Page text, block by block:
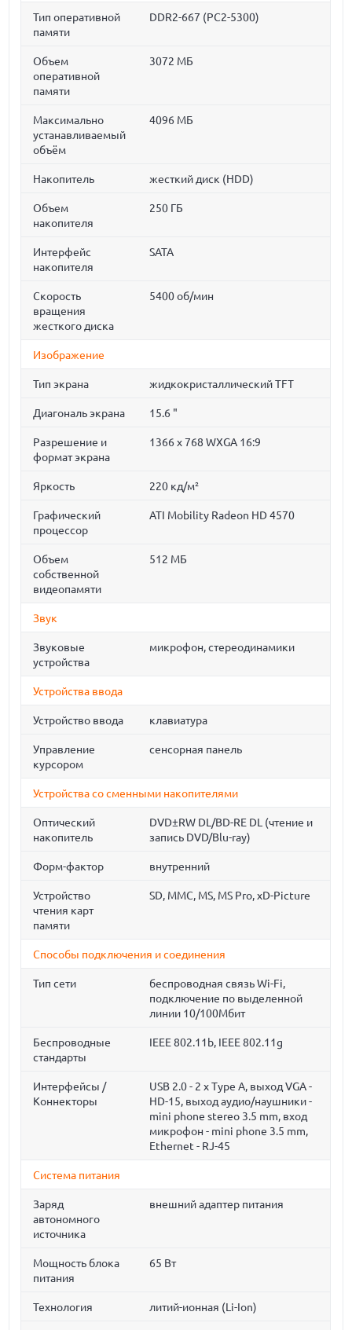
Тип оперативной
памяти
DDR2-667 (PC2-5300)
Объем
оперативной
памяти
3072 МБ
Максимально
устанавливаемый
объём
4096 МБ
Накопитель жесткий диск (HDD)
Объем
накопителя
250 ГБ
Интерфейс
накопителя
SATA
Скорость
вращения
жесткого диска
5400 об/мин
Изображение
Тип экрана жидкокристаллический TFT
Диагональ экрана 15.6 "
Разрешение и
формат экрана
1366 x 768 WXGA 16:9
Яркость 220 кд/м²
Графический
процессор
ATI Mobility Radeon HD 4570
Объем
собственной
видеопамяти
512 МБ
Звук
Звуковые
устройства
микрофон, стереодинамики
Устройства ввода
Устройство ввода клавиатура
Управление
курсором
сенсорная панель
Устройства со сменными накопителями
Оптический
накопитель
DVD±RW DL/BD-RE DL (чтение и
запись DVD/Blu-ray)
Форм-фактор внутренний
Устройство
чтения карт
памяти
SD, MMC, MS, MS Pro, xD-Picture
Способы подключения и соединения
Тип сети
беспроводная связь Wi-Fi,
подключение по выделенной
линии 10/100Мбит
Беспроводные
стандарты
IEEE 802.11b, IEEE 802.11g
Интерфейсы /
Коннекторы
USB 2.0 - 2 x Type A, выход VGA -
HD-15, выход аудио/наушники -
mini phone stereo 3.5 mm, вход
микрофон - mini phone 3.5 mm,
Ethernet - RJ-45
Система питания
Заряд
автономного
источника
внешний адаптер питания
Мощность блока
питания
65 Вт
Технология литий-ионная (Li-Ion)